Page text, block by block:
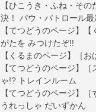
【ひこうき・ふね・そ
決！ パウ・パトロール最
【てつどうのページ】
がたを みつけたぞ!!
【くるまのページ】［
【てつどうのページ】
ゃ!? トレインルーム
【てつどうのページ】
うれっしゃ だいずかん